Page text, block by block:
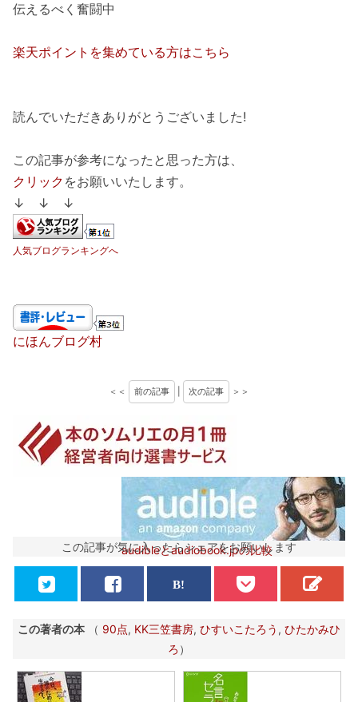
伝えるべく奮闘中
楽天ポイントを集めている方はこちら
読んでいただきありがとうございました!
この記事が参考になったと思った方は、
クリック をお願いいたします。
↓ ↓ ↓
人気ブログランキングへ
にほんブログ村
＜＜ 前の記事 次の記事 ＞＞
audibleとaudiobook.jpの比較
この記事が気に入ったらシェアをお願いします
この著者の本 （ 90点, KK三笠書房, ひすいこたろう , ひたかみひ
ろ ）